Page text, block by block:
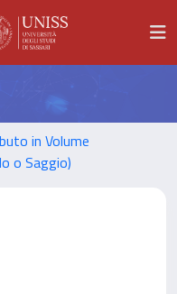
in Volume
o Saggio)